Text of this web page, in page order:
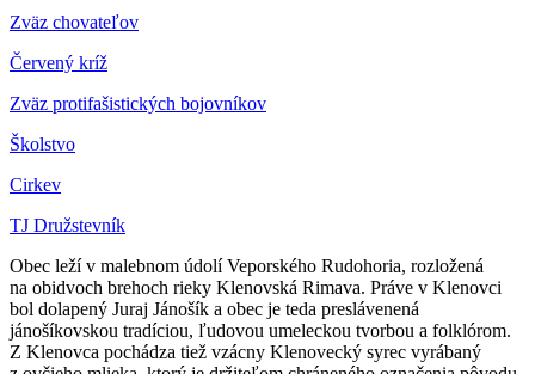
Zväz chovateľov
Červený kríž
Zväz protifašistických bojovníkov
Školstvo
Cirkev
TJ Družstevník
Obec leží v malebnom údolí Veporského Rudohoria, rozložená
na obidvoch brehoch rieky Klenovská Rimava. Práve v Klenovci
bol dolapený Juraj Jánošík a obec je teda preslávenená
jánošíkovskou tradíciou, ľudovou umeleckou tvorbou a folklórom.
Z Klenovca pochádza tiež vzácny Klenovecký syrec vyrábaný